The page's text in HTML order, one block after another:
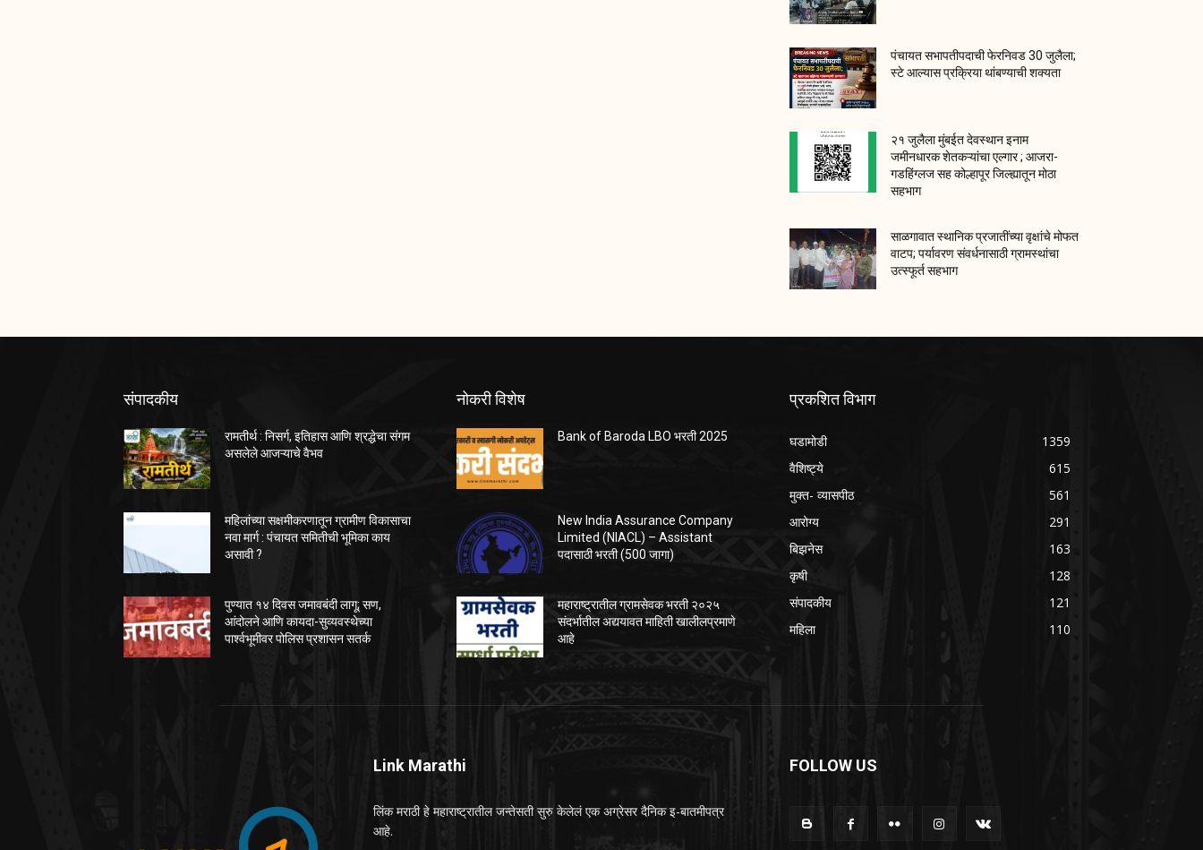
पंचायत सभापतीपदाची फेरनिवड 30 जुलैला;
स्टे आल्यास प्रक्रिया थांबण्याची शक्यता
२१ जुलैला मुंबईत देवस्थान इनाम
जमीनधारक शेतकऱ्यांचा एल्गार ; आजरा-
गडहिंग्लज सह कोल्हापूर जिल्ह्यातून मोठा
सहभाग
साळगावात स्थानिक प्रजातींच्या वृक्षांचे मोफत
वाटप; पर्यावरण संवर्धनासाठी ग्रामस्थांचा
उत्स्फूर्त सहभाग
संपादकीय
रामतीर्थ : निसर्ग, इतिहास आणि श्रद्धेचा संगम
असलेले आजऱ्याचे वैभव
महिलांच्या सक्षमीकरणातून ग्रामीण विकासाचा
नवा मार्ग : पंचायत समितीची भूमिका काय
असावी ?
पुण्यात १४ दिवस जमावबंदी लागू; सण,
आंदोलने आणि कायदा-सुव्यवस्थेच्या
पार्श्वभूमीवर पोलिस प्रशासन सतर्क
नोकरी विशेष
Bank of Baroda LBO भरती 2025
New India Assurance Company
Limited (NIACL) – Assistant
पदासाठी भरती (500 जागा)
महाराष्ट्रातील ग्रामसेवक भरती २०२५
संदर्भातील अद्ययावत माहिती खालीलप्रमाणे
आहे
प्रकशित विभाग
घडामोडी
1359
वैशिष्ट्ये
615
मुक्त- व्यासपीठ
561
आरोग्य
291
बिझनेस
163
कृषी
128
संपादकीय
121
महिला
110
Link Marathi
लिंक मराठी हे महाराष्ट्रातील जन्तेसती सुरु केलेलं एक अग्रेसर दैनिक इ-बातमीपत्र
आहे.
FOLLOW US